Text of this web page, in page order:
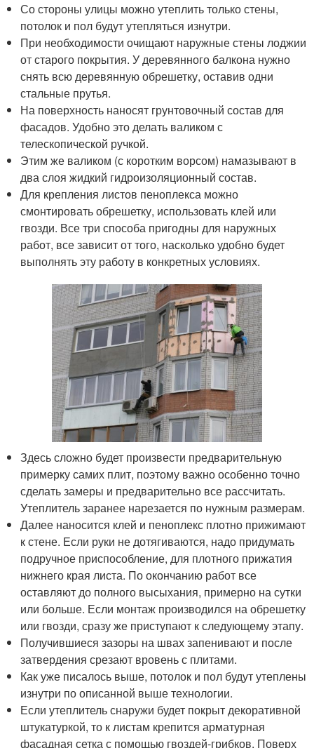
Со стороны улицы можно утеплить только стены,
потолок и пол будут утепляться изнутри.
При необходимости очищают наружные стены лоджии
от старого покрытия. У деревянного балкона нужно
снять всю деревянную обрешетку, оставив одни
стальные прутья.
На поверхность наносят грунтовочный состав для
фасадов. Удобно это делать валиком с
телескопической ручкой.
Этим же валиком (с коротким ворсом) намазывают в
два слоя жидкий гидроизоляционный состав.
Для крепления листов пеноплекса можно
смонтировать обрешетку, использовать клей или
гвозди. Все три способа пригодны для наружных
работ, все зависит от того, насколько удобно будет
выполнять эту работу в конкретных условиях.
Здесь сложно будет произвести предварительную
примерку самих плит, поэтому важно особенно точно
сделать замеры и предварительно все рассчитать.
Утеплитель заранее нарезается по нужным размерам.
Далее наносится клей и пеноплекс плотно прижимают
к стене. Если руки не дотягиваются, надо придумать
подручное приспособление, для плотного прижатия
нижнего края листа. По окончанию работ все
оставляют до полного высыхания, примерно на сутки
или больше. Если монтаж производился на обрешетку
или гвозди, сразу же приступают к следующему этапу.
Получившиеся зазоры на швах запенивают и после
затвердения срезают вровень с плитами.
Как уже писалось выше, потолок и пол будут утеплены
изнутри по описанной выше технологии.
Если утеплитель снаружи будет покрыт декоративной
штукатуркой, то к листам крепится арматурная
фасадная сетка с помощью гвоздей-грибков. Поверх